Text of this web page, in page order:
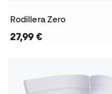
Rodillera Zero
27,99 €